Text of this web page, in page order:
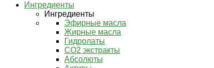
Ингредиенты
Ингредиенты
Эфирные масла
Жирные масла
Гидролаты
СО2 экстракты
Абсолюты